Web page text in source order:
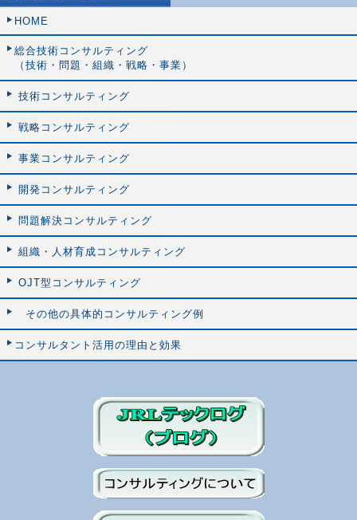
HOME
総合技術コンサルティング
（技術・問題・組織・戦略・事業）
技術コンサルティング
戦略コンサルティング
事業コンサルティング
開発コンサルティング
問題解決コンサルティング
組織・人材育成コンサルティング
OJT型コンサルティング
その他の具体的コンサルティング例
コンサルタント活用の理由と効果